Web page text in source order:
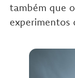
também que
experimentos